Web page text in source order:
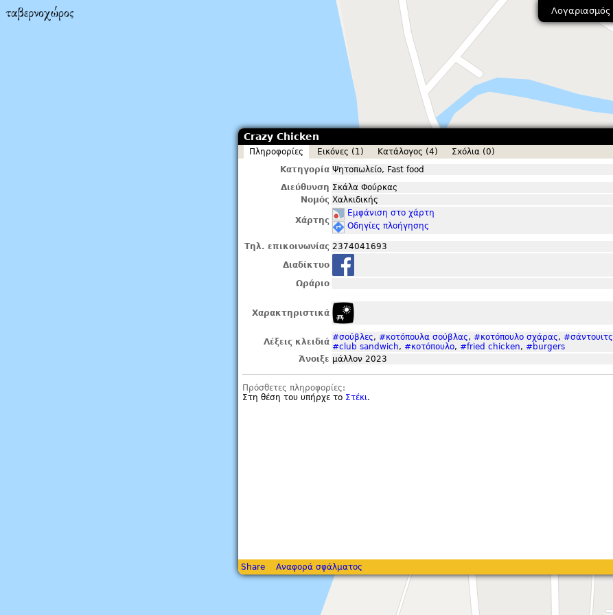
Crazy Chicken
Πληροφορίες Εικόνες (1) Κατάλογος (4)
Σxόλια (0)
Κατηγορία Ψητοπωλείο, Fast food
Διεύθυνση Σκάλα Φούρκας
Νομός Χαλκιδικής
Χάρτης
Εμφάνιση στο χάρτη
Οδηγίες πλοήγησης
Τηλ. επικοινωνίας 2374041693
Διαδίκτυο
Ωράριο
Χαρακτηριστικά
Λέξεις κλειδιά #σούβλες, #κοτόπουλα σούβλας, #κοτόπουλο σχάρας, #σάντουιτς
#club sandwich, #κοτόπουλο, #fried chicken, #burgers
Άνοιξε μάλλον 2023
Πρόσθετες πληροφορίες:
Στη θέση του υπήρχε το Στέκι.
Share Αναφορά σφάλματος
Λογαριασμός